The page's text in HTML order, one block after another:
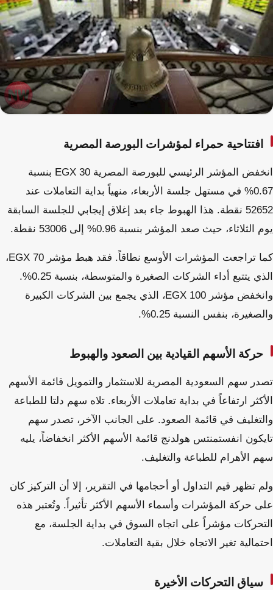
افتتاحية حمراء لمؤشرات البورصة المصرية
انخفض المؤشر الرئيسي للبورصة المصرية EGX 30 بنسبة
0.67% في مستهل جلسة الأربعاء، منهياً بداية التعاملات عند
52652 نقطة. هذا الهبوط جاء بعد إغلاق إيجابي للجلسة السابقة
يوم الثلاثاء، حيث صعد المؤشر بنسبة 0.96% إلى 53006 نقطة.
كما تراجعت المؤشرات الأوسع نطاقاً. فقد هبط مؤشر EGX 70،
الذي يتتبع أداء الشركات الصغيرة والمتوسطة، بنسبة 0.25%.
وانخفض مؤشر EGX 100، الذي يجمع بين الشركات الكبيرة
والصغيرة، بنفس النسبة 0.25%.
حركة الأسهم القيادية بين الصعود والهبوط
تصدر سهم السعودية المصرية للاستثمار والتمويل قائمة الأسهم
الأكثر ارتفاعاً في بداية تعاملات الأربعاء. تلاه سهم دلتا للطباعة
والتغليف في قائمة الصعود. على الجانب الآخر، تصدر سهم
تايكون انفستمنتس هولدنج قائمة الأسهم الأكثر انخفاضاً، يليه
سهم الأهرام للطباعة والتغليف.
ولم تظهر قيم التداول أو أحجامها في التقرير، إلا أن التركيز كان
على حركة المؤشرات وأسماء الأسهم الأكثر تأثيراً. وتُعتبر هذه
التحركات مؤشراً على اتجاه السوق في بداية الجلسة، مع
احتمالية تغير الاتجاه خلال بقية التعاملات.
سياق التحركات الأخيرة